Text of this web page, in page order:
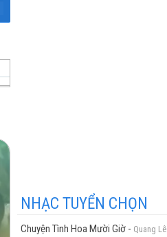
NHẠC TUYỂN CHỌN
Chuyện Tình Hoa Mười Giờ - Quang Lê